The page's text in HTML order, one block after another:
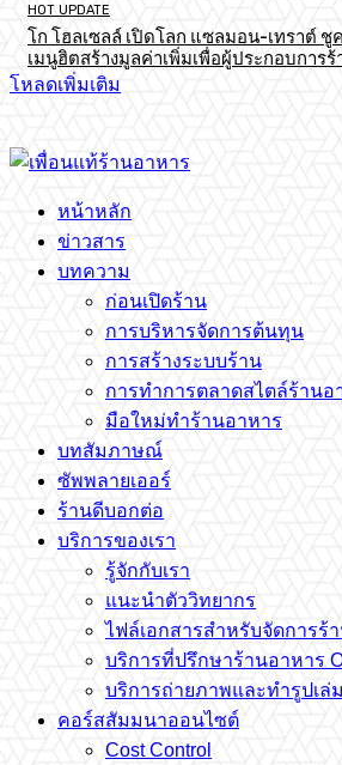
HOT UPDATE
โก โฮลเซลล์ เปิดโลก แซลมอน-เทราต์
เมนูฮิตสร้างมูลค่าเพิ่มเพื่อผู้ประกอบการร้
โหลดเพิ่มเติม
หน้าหลัก
ข่าวสาร
บทความ
ก่อนเปิดร้าน
การบริหารจัดการต้นทุน
การสร้างระบบร้าน
การทำการตลาดสไตล์ร้านอ
มือใหม่ทำร้านอาหาร
บทสัมภาษณ์
ซัพพลายเออร์
ร้านดีบอกต่อ
บริการของเรา
รู้จักกับเรา
แนะนำตัววิทยากร
ไฟล์เอกสารสำหรับจัดการร้
บริการที่ปรึกษาร้านอาหาร
บริการถ่ายภาพและทำรูปเล่
คอร์สสัมมนาออนไซต์
Cost Control